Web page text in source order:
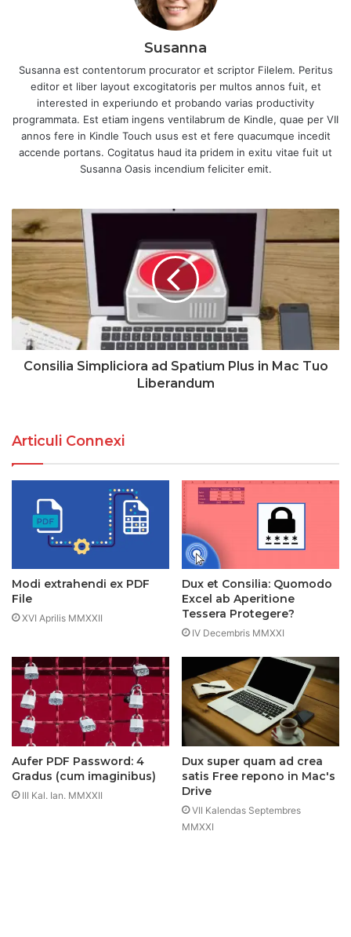
Susanna
Susanna est contentorum procurator et scriptor Filelem. Peritus
editor et liber layout excogitatoris per multos annos fuit, et
interested in experiundo et probando varias productivity
programmata. Est etiam ingens ventilabrum de Kindle, quae per VII
annos fere in Kindle Touch usus est et fere quacumque incedit
accende portans. Cogitatus haud ita pridem in exitu vitae fuit ut
Susanna Oasis incendium feliciter emit.
Consilia Simpliciora ad Spatium Plus in Mac Tuo
Liberandum
Articuli Connexi
Modi extrahendi ex PDF
File
XVI Aprilis MMXXII
Dux et Consilia: Quomodo
Excel ab Aperitione
Tessera Protegere?
IV Decembris MMXXI
Aufer PDF Password: 4
Gradus (cum imaginibus)
III Kal. Ian. MMXXII
Dux super quam ad crea
satis Free repono in Mac's
Drive
VII Kalendas Septembres
MMXXI